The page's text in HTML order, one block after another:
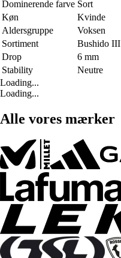
Dominerende farve Sort
Køn
Kvinde
Aldersgruppe
Voksen
Sortiment
Bushido III
Drop
6 mm
Stability
Neutre
Loading...
Loading...
Alle vores mærker